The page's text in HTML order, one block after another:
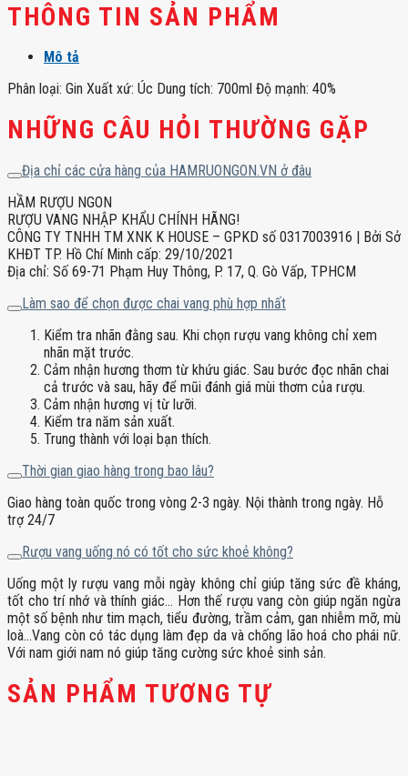
THÔNG TIN SẢN PHẨM
Mô tả
Phân loại: Gin Xuất xứ: Úc Dung tích: 700ml Độ mạnh: 40%
NHỮNG CÂU HỎI THƯỜNG GẶP
Địa chỉ các cửa hàng của HAMRUONGON.VN ở đâu
HẦM RƯỢU NGON
RƯỢU VANG NHẬP KHẨU CHÍNH HÃNG!
CÔNG TY TNHH TM XNK K HOUSE – GPKD số 0317003916 | Bởi Sở
KHĐT TP. Hồ Chí Minh cấp: 29/10/2021
Địa chỉ: Số 69-71 Phạm Huy Thông, P. 17, Q. Gò Vấp, TPHCM
Làm sao để chọn được chai vang phù hợp nhất
Kiểm tra nhãn đằng sau. Khi chọn rượu vang không chỉ xem
nhãn mặt trước.
Cảm nhận hương thơm từ khứu giác. Sau bước đọc nhãn chai
cả trước và sau, hãy để mũi đánh giá mùi thơm của rượu.
Cảm nhận hương vị từ lưỡi.
Kiểm tra năm sản xuất.
Trung thành với loại bạn thích.
Thời gian giao hàng trong bao lâu?
Giao hàng toàn quốc trong vòng 2-3 ngày. Nội thành trong ngày. Hỗ
trợ 24/7
Rượu vang uống nó có tốt cho sức khoẻ không?
Uống một ly rượu vang mỗi ngày không chỉ giúp tăng sức đề kháng,
tốt cho trí nhớ và thính giác… Hơn thế rượu vang còn giúp ngăn ngừa
một số bệnh như tim mạch, tiểu đường, trầm cảm, gan nhiễm mỡ, mù
loà…Vang còn có tác dụng làm đẹp da và chống lão hoá cho phái nữ.
Với nam giới nam nó giúp tăng cường sức khoẻ sinh sản.
SẢN PHẨM TƯƠNG TỰ